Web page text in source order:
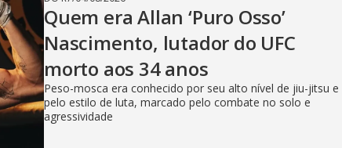
Quem era Allan ‘Puro Osso’
Nascimento, lutador do UFC
morto aos 34 anos
Peso-mosca era conhecido por seu alto nível de jiu-jitsu e
pelo estilo de luta, marcado pelo combate no solo e
agressividade